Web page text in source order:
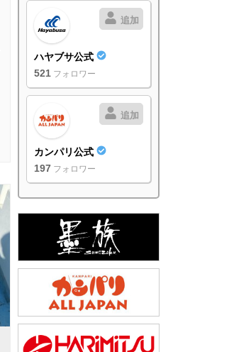
追加
ハヤブサ公式
521 フォロワー
追加
カンパリ公式
197 フォロワー